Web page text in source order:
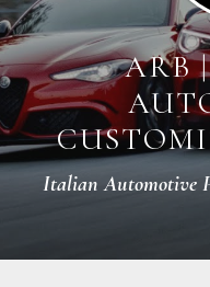
ARB
Italian Automotive
LINEUP
ORDER PROCESS
BOUTIQUE
CONTACT